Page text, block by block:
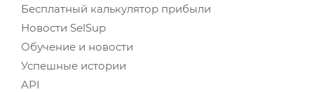
Бесплатный калькулятор прибыли
Новости SelSup
Обучение и новости
Успешные истории
API